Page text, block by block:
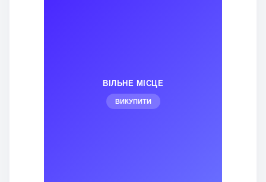
ВІЛЬНЕ МІСЦЕ
ВИКУПИТИ